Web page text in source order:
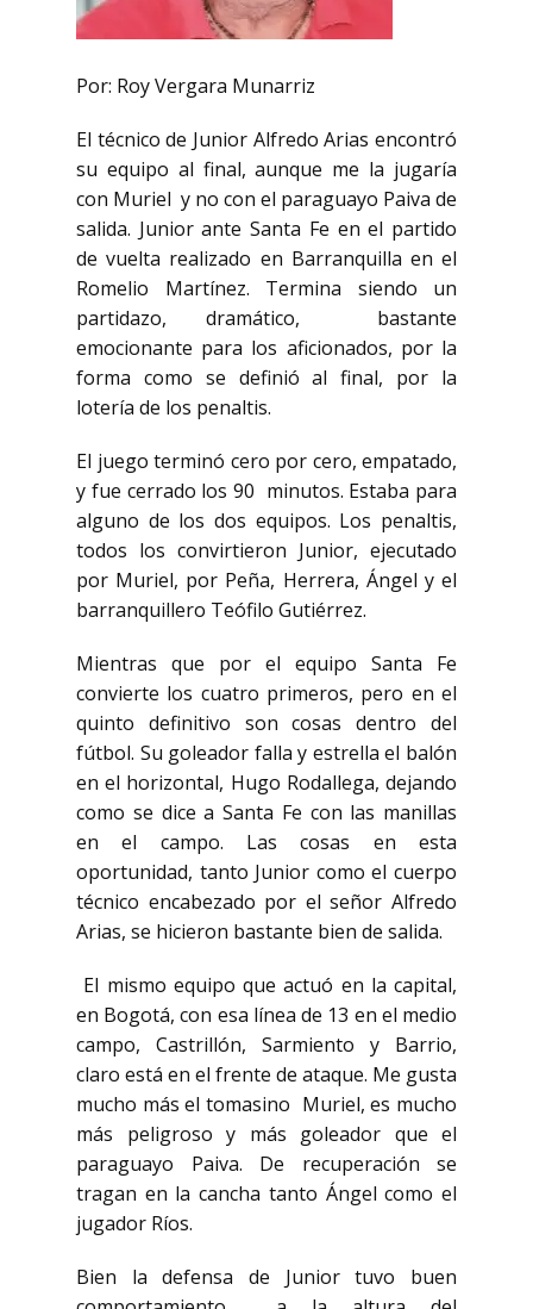
Por: Roy Vergara Munarriz
El técnico de Junior Alfredo Arias encontró
su equipo al final, aunque me la jugaría
con Muriel y no con el paraguayo Paiva de
salida. Junior ante Santa Fe en el partido
de vuelta realizado en Barranquilla en el
Romelio Martínez. Termina siendo un
partidazo, dramático,
bastante
emocionante para los aficionados, por la
forma como se definió al final, por la
lotería de los penaltis.
El juego terminó cero por cero, empatado,
y fue cerrado los 90 minutos. Estaba para
alguno de los dos equipos. Los penaltis,
todos los convirtieron Junior, ejecutado
por Muriel, por Peña, Herrera, Ángel y el
barranquillero Teófilo Gutiérrez.
Mientras que por el equipo Santa Fe
convierte los cuatro primeros, pero en el
quinto definitivo son cosasdentro del
fútbol. Su goleador falla y estrella el balón
en el horizontal, Hugo Rodallega, dejando
como se dice a Santa Fe con las manillas
en el campo. Las cosas en esta
oportunidad, tanto Junior como el cuerpo
técnico encabezado por el señor Alfredo
Arias, se hicieron bastante bien de salida.
El mismo equipo que actuó en la capital,
en Bogotá, con esa línea de 13 en el medio
campo, Castrillón, Sarmiento y Barrio,
claro está en el frente de ataque. Me gusta
mucho más el tomasino Muriel, es mucho
más peligroso y más goleador que el
paraguayo Paiva. De recuperación se
tragan en la cancha tanto Ángel como el
jugador Ríos.
Bien la defensa de Junior tuvo buen